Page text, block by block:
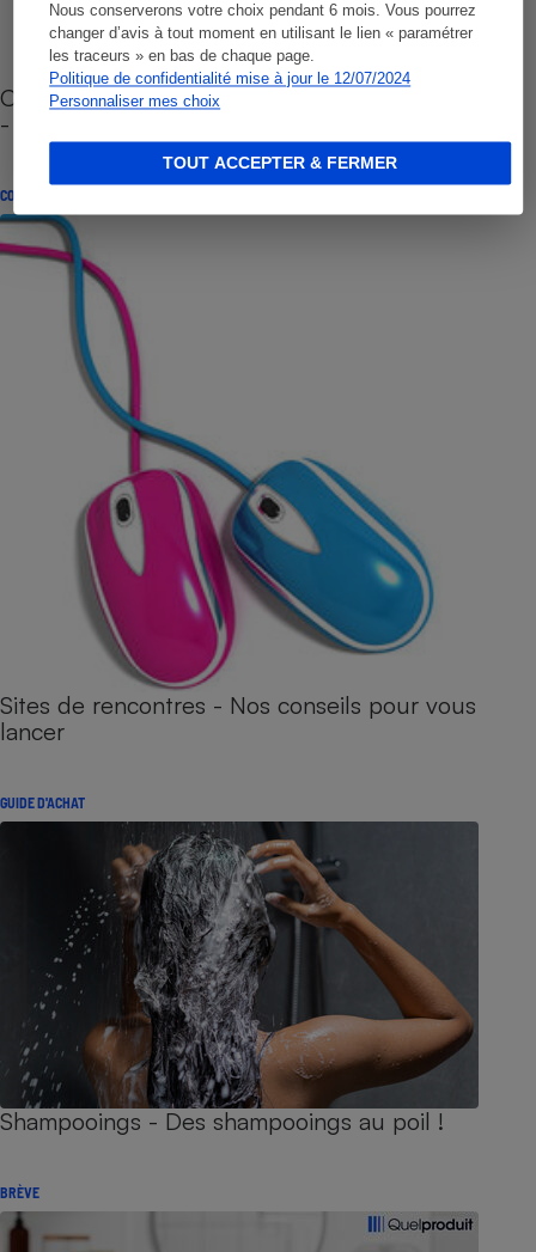
Nous conserverons votre choix pendant 6 mois. Vous pourrez
changer d’avis à tout moment en utilisant le lien « paramétrer
les traceurs » en bas de chaque page.
Politique de confidentialité mise à jour le 12/07/2024
Personnaliser mes choix
TOUT ACCEPTER & FERMER
Cafetière à capsules zéro déchet CoffeeB (vidéo)
- Premières impressions
CONSEILS
Sites de rencontres - Nos conseils pour vous
lancer
GUIDE D'ACHAT
Shampooings - Des shampooings au poil !
BRÈVE